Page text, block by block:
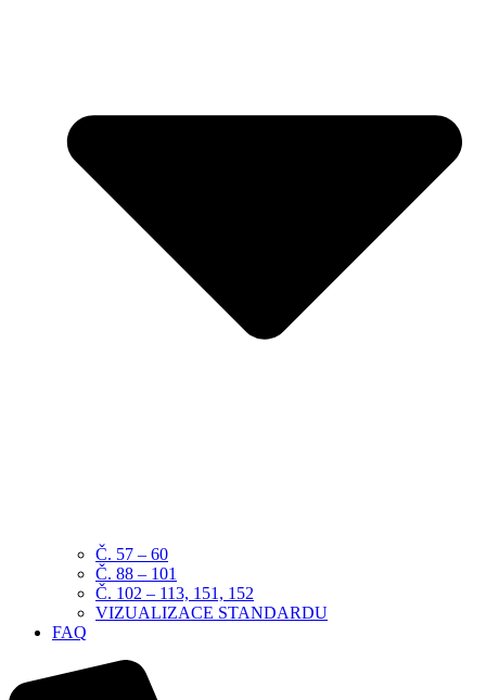
Č. 57 – 60
Č. 88 – 101
Č. 102 – 113, 151, 152
VIZUALIZACE STANDARDU
FAQ